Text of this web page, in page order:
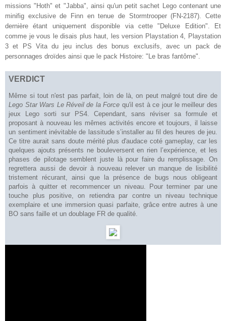
missions "Hoth" et "Jabba", ainsi qu'un petit sachet Lego contenant une
minifig exclusive de Finn en tenue de Stormtrooper (FN-2187). Cette
dernièreétant uniquement disponible via cette "Deluxe Edition".
Et
comme je vous le disais plus haut, l es version Playstation 4, Playstation
3 et PS Vita du jeu inclus des bonus exclusifs, avec un pack de
personnages droïdes ainsi que le pack Histoire: "Le bras fantôme".
VERDICT
Même si tout n'est pas parfait, loin de là, on peut malgré tout dire de
Lego Star Wars Le Réveil de la Force qu'il est à ce jour le meilleur des
jeux Lego sorti sur PS4. Cependant,sans réviser sa formule et
proposant à nouveau les mêmes activités encore et toujours, il
laisse
un sentiment inévitable de lassitude s’installerau fil des heures de jeu.
Ce titre aurait sans doute mérité plus d'audace coté gameplay, car l es
quelques ajouts présents ne bouleversent en rien
l’expérience , et les
phases de pilotage semblent juste là pour faire du remplissage. On
regrettera aussi de devoir à nouveau relever un manque de lisibilité
tristement récurant, ainsi que la présence de bugs nous obligeant
parfois à quitter et recommencer un niveau.
Pour terminer par une
touche plus positive,on retiendra par contre un niveau technique
exemplaire et une immersionquasi parfaite , grâce entre autres à une
BO sans faille et un doublage FR de qualité.